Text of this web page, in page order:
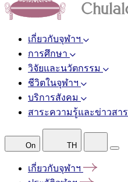
เกี่ยวกับจุฬาฯ
การศึกษา
วิจัยและนวัตกรรม
ชีวิตในจุฬาฯ
บริการสังคม
สาระความรู้และข่าวสาร
On TH
เกี่ยวกับจุฬาฯ